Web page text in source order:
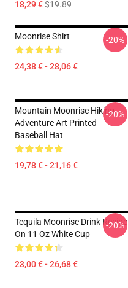
18,29 €$19.89
Moonrise Shirt
24,38 € - 28,06 €
-20%
Mountain Moonrise Hiking
Adventure Art Printed
Baseball Hat
19,78 € - 21,16 €
-20%
Tequila Moonrise Drink Recipe
On 11 Oz White Cup
23,00 € - 26,68 €
-20%